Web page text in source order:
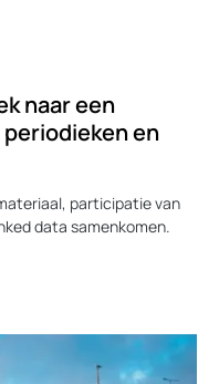
naar een
en
participatie van
data samenkomen.